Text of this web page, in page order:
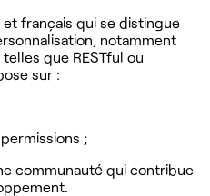
français qui se distingue
notamment
que RESTful ou
sur :
;
communauté qui contribue